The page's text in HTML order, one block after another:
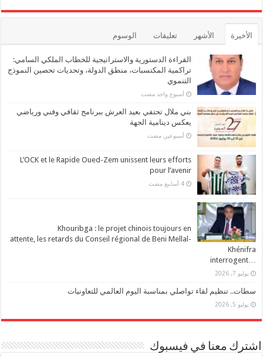
الأخيرة الأشهر تعليقات الوسوم
القراءة الدستورية والاستراتيجية للخطاب الملكي السامي:
تراكمية المكتسبات، منطق الدولة، وتحديات تحصين النموذج
التنموي
‏أسبوع واحد مضت
بني ملال تحتفي بعيد العرش ببرنامج ثقافي وفني ورياضي
يعكس دينامية الجهة
‏أسبوعين مضت
L’OCK et le Rapide Oued-Zem unissent leurs efforts
pour l’avenir
‏4 أسابيع مضت
Khouribga : le projet chinois toujours en
attente, les retards du Conseil régional de Beni Mellal-
Khénifra
…interrogent
يوليو 7, 2026
سطات.. تنظيم لقاء تواصلي بمناسبة اليوم العالمي للتعاونيات
يوليو 5, 2026
اشترك معنا في فيسبوك